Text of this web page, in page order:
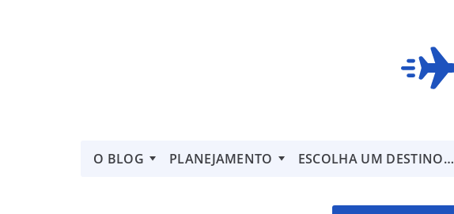
O BLOG PLANEJAMENTO ESCOLHA UM DESTINO…